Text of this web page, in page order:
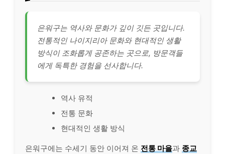
은워구는 역사와 문화가 깊이 깃든 곳입니다.
전통적인 나이지리아 문화와 현대적인 생활
방식이 조화롭게 공존하는 곳으로, 방문객들
에게 독특한 경험을 선사합니다.
역사 유적
전통 문화
현대적인 생활 방식
은워구에는 수세기 동안 이어져 온 전통 마을과 종교